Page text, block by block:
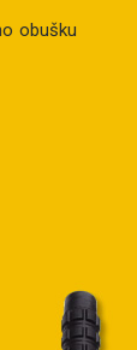
obušku